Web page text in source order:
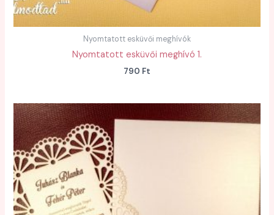
Nyomtatott esküvői meghívók
Nyomtatott esküvői meghívó 1.
790 Ft